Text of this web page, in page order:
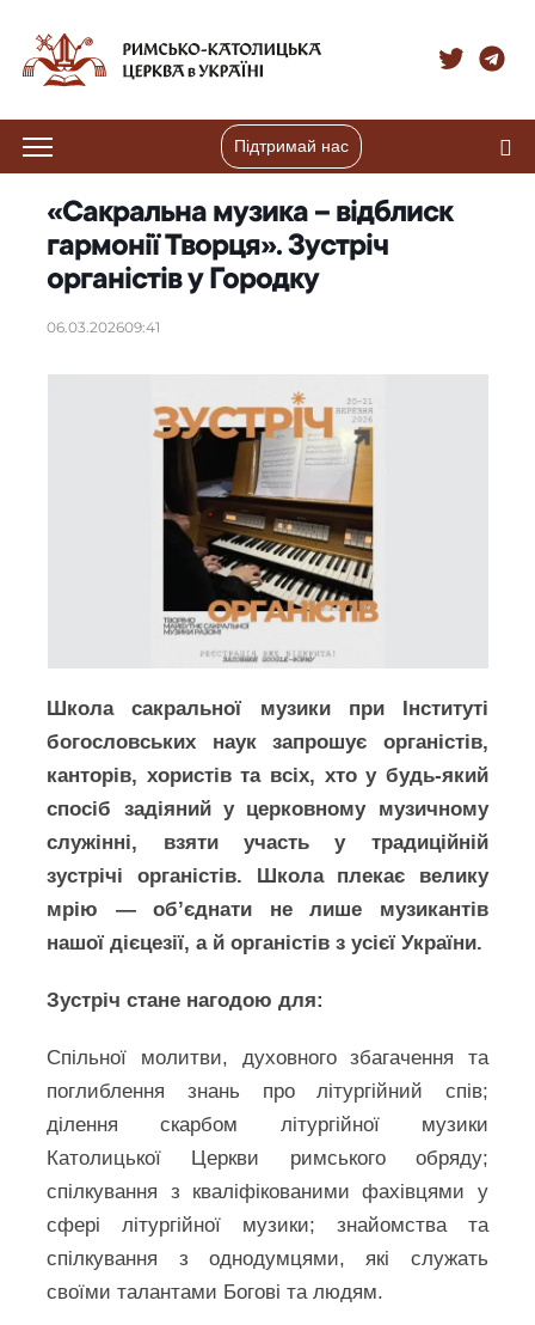
Підтримай нас
«Сакральна музика – відблиск
гармонії Творця». Зустріч
органістів у Городку
06.03.202609:41
Школа сакральної музики при Інституті
богословських наук запрошує органістів,
канторів, хористів та всіх, хто у будь-який
спосіб задіяний у церковному музичному
служінні, взяти участь у традиційній
зустрічі органістів. Школа плекає велику
мрію — об’єднати не лише музикантів
нашої дієцезії, а й органістів з усієї України.
Зустріч стане нагодою для:
Спільної молитви, духовного збагачення та
поглиблення знань про літургійний спів;
ділення скарбом літургійної музики
Католицької Церкви римського обряду;
спілкування з кваліфікованими фахівцями у
сфері літургійної музики; знайомства та
спілкування з однодумцями, які служать
своїми талантами Богові та людям.